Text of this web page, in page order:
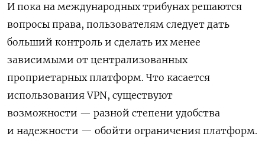
И пока на международных трибунах решаются
вопросы права, пользователям следует дать
больший контроль и сделать их менее
зависимыми от централизованных
проприетарных платформ. Что касается
использования VPN, существуют
возможности — разной степени удобства
и надежности — обойти ограничения платформ.